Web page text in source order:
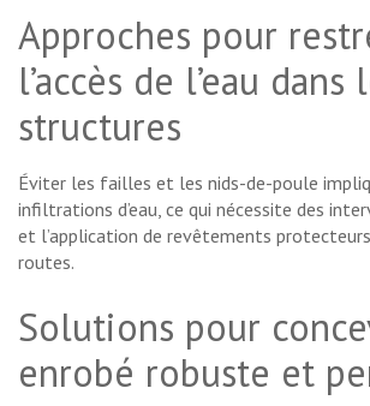
Approches pour
l’accès de l’eau dans
structures
Éviter les failles et les nids-de-poule
infiltrations d’eau, ce qui nécessite des
et l’application de revêtements
routes.
Solutions pour
enrobé robuste et